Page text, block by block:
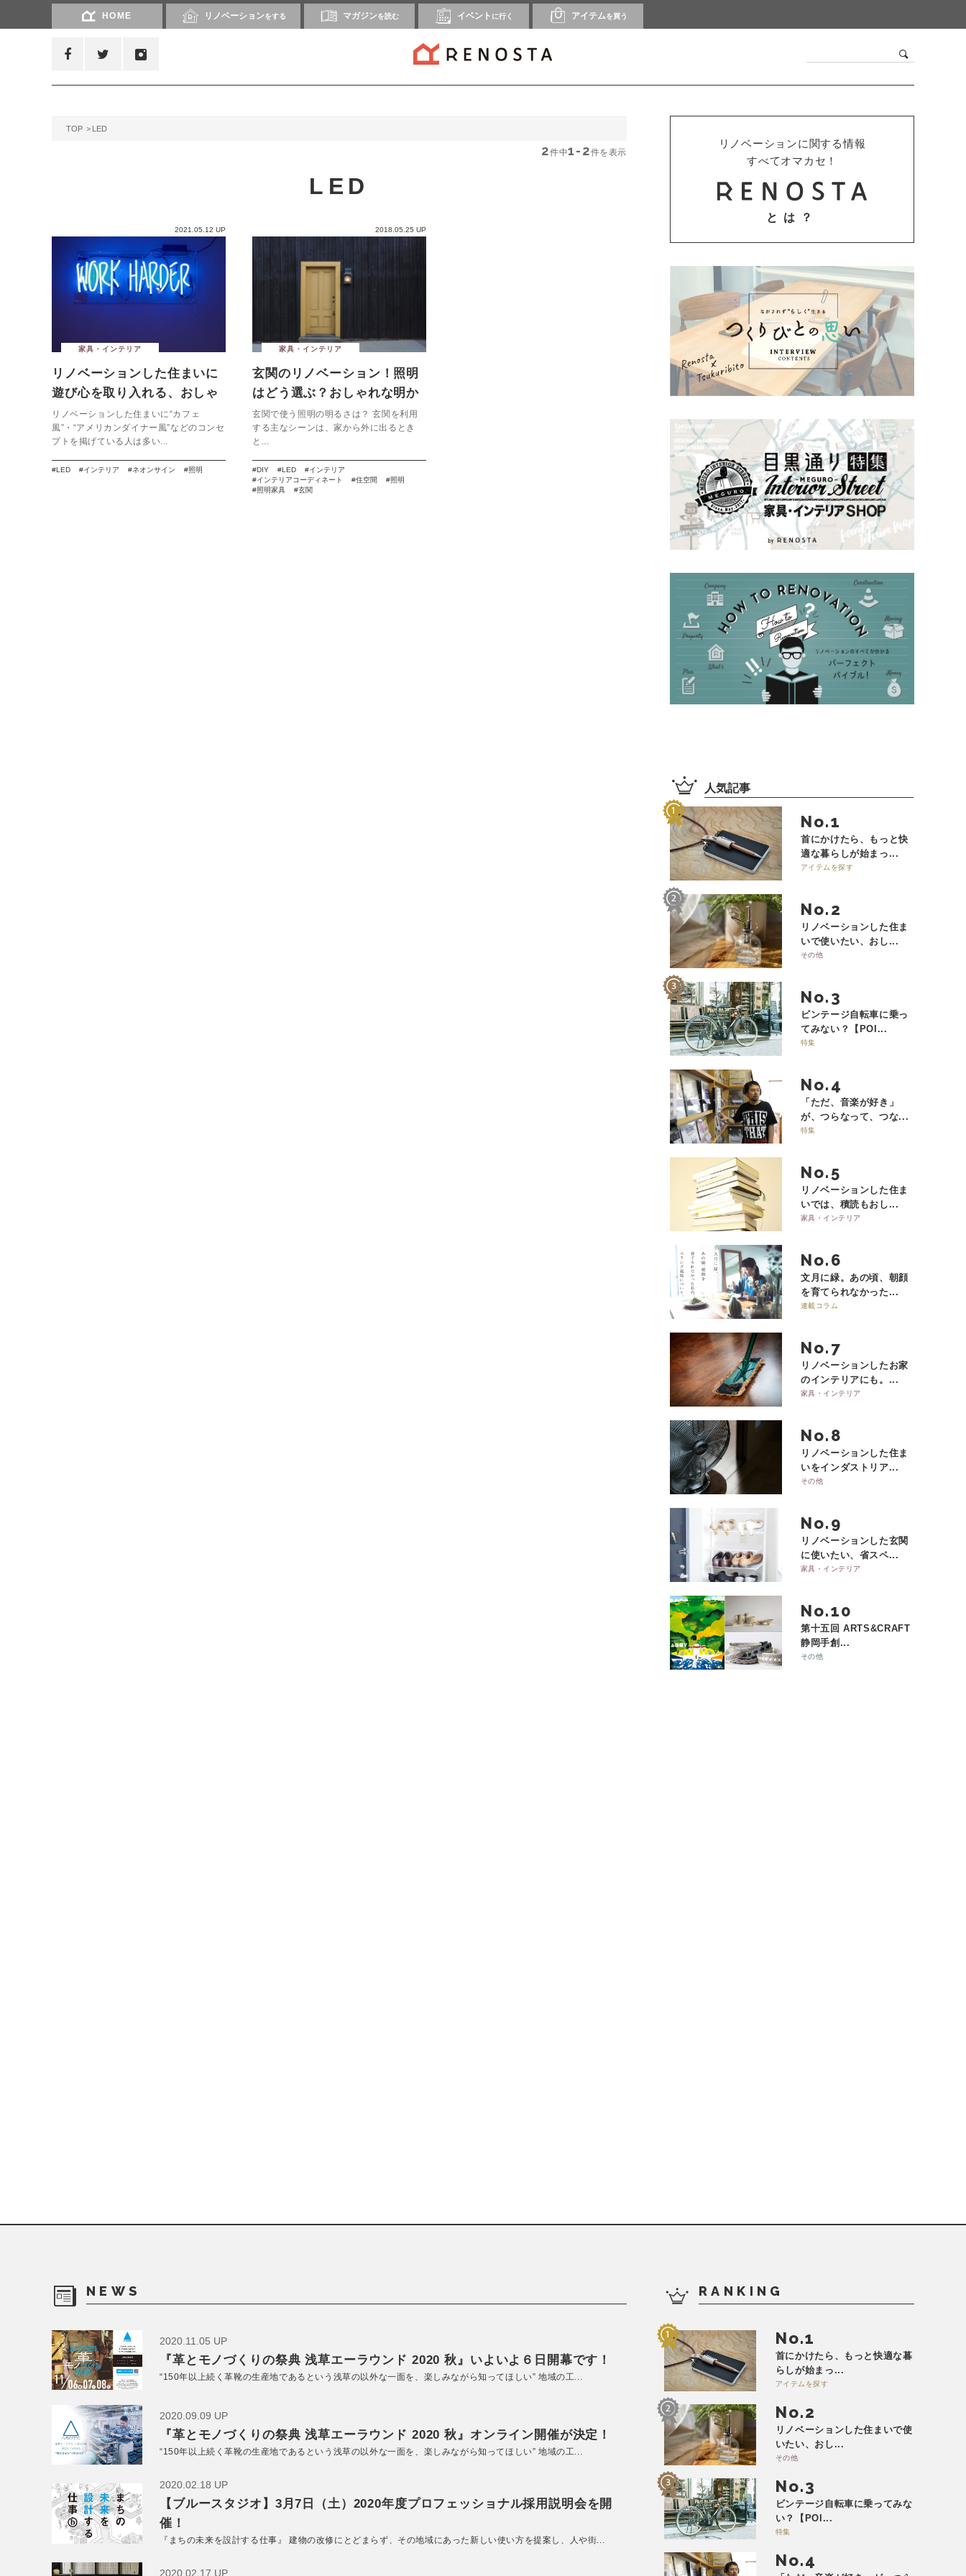
HOME リノベーションをする マガジンを読む イベント に行く アイテムを買う
TOP LED
2件中1-2件を表示
LED
2021.05.12 UP
家具・インテリア
リノベーションした住まいに
遊び心を取り入れる、おしゃ
れなネオンサイン
リノベーションした住まいに“カフェ
風”・“アメリカンダイナー風”などのコンセ
プトを掲げている人は多い...
LED インテリア ネオンサイン 照明
2018.05.25 UP
家具・インテリア
玄関のリノベーション！照明
はどう選ぶ？おしゃれな明か
りのテクニック
玄関で使う照明の明るさは？ 玄関を利用
する主なシーンは、家から外に出るとき
と...
DIY LED
インテリア
インテリアコーディネート
住空間
照明
照明家具
玄関
リノベーションに関する情報
すべてオマカセ！
とは？
人気記事
No.
首にかけたら、もっと快
適な暮らしが始まっ...
アイテムを探す
No.
リノベーションした住ま
いで使いたい、おし...
その他
No.
ビンテージ自転車に乗っ
てみない？【POI...
特集
No.
「ただ、音楽が好き」
が、つらなって、つな...
特集
No.
リノベーションした住ま
いでは、積読もおし...
家具・インテリア
No.
文月に緑。あの頃、朝顔
を育てられなかった...
連載コラム
No.
リノベーションしたお家
のインテリアにも。...
家具・インテリア
No.
リノベーションした住ま
いをインダストリア...
その他
No.
リノベーションした玄関
に使いたい、省スペ...
家具・インテリア
No.
第十五回 ARTS&CRAFT
静岡手創...
その他
NEWS
2020.11.05 UP
『革とモノづくりの祭典 浅草エーラウンド 2020 秋』いよいよ６日開幕です！
“150年以上続く革靴の生産地であるという浅草の以外な一面を、楽しみながら知ってほしい” 地域の工...
2020.09.09 UP
『革とモノづくりの祭典 浅草エーラウンド 2020 秋』オンライン開催が決定！
“150年以上続く革靴の生産地であるという浅草の以外な一面を、楽しみながら知ってほしい” 地域の工...
2020.02.18 UP
【ブルースタジオ】3月7日（土）2020年度プロフェッショナル採用説明会を開
催！
『まちの未来を設計する仕事』 建物の改修にとどまらず、その地域にあった新しい使い方を提案し、人や街...
2020.02.17 UP
RANKING
No.
首にかけたら、もっと快適な暮
らしが始まっ...
アイテムを探す
No.
リノベーションした住まいで使
いたい、おし...
その他
No.
ビンテージ自転車に乗ってみな
い？【POI...
特集
No.